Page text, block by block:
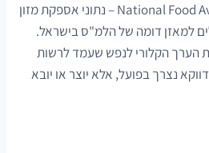
נתונים של ה-National Food Availability – נתוני אספקת מזון
למאזן דומה של הלמ"ס בישראל.
הערך הקלורי לנפש שעמד לרשות
נצרך בפועל, אלא יוצר או יובא